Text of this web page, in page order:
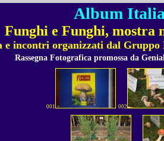
Album
Funghi e Funghi, mostra
e incontri organizzati dal
Rassegna Fotografica promossa da
001 002